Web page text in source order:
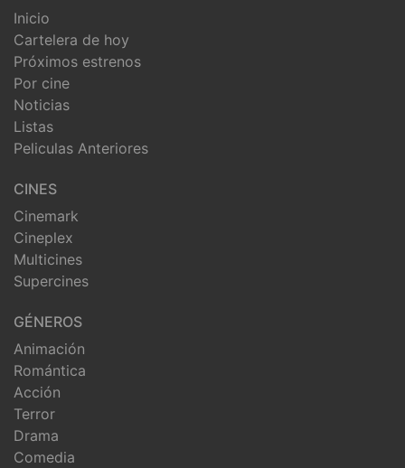
Inicio
Cartelera de hoy
Próximos estrenos
Por cine
Noticias
Listas
Peliculas Anteriores
CINES
Cinemark
Cineplex
Multicines
Supercines
GÉNEROS
Animación
Romántica
Acción
Terror
Drama
Comedia